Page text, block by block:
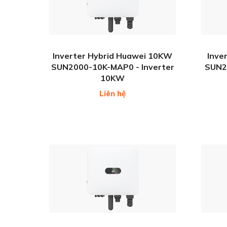
Inverter Hybrid Huawei 10KW
SUN2000-10K-MAP0 - Inverter
10KW
Liên hệ